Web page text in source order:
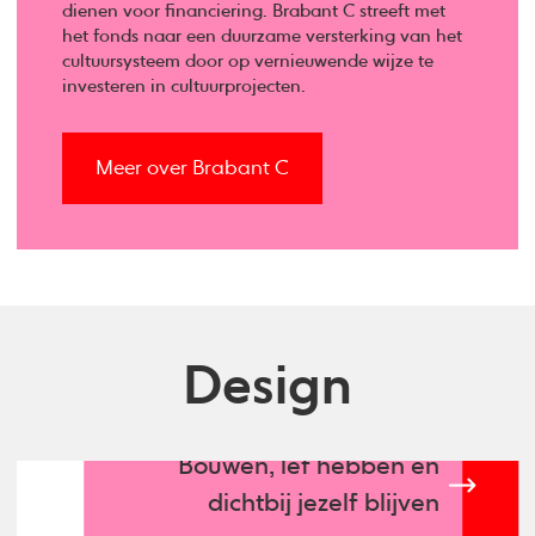
dienen voor financiering. Brabant C streeft met
het fonds naar een duurzame versterking van het
cultuursysteem door op vernieuwende wijze te
investeren in cultuurprojecten.
Meer over Brabant C
Design
Bouwen, lef hebben en
dichtbij jezelf blijven